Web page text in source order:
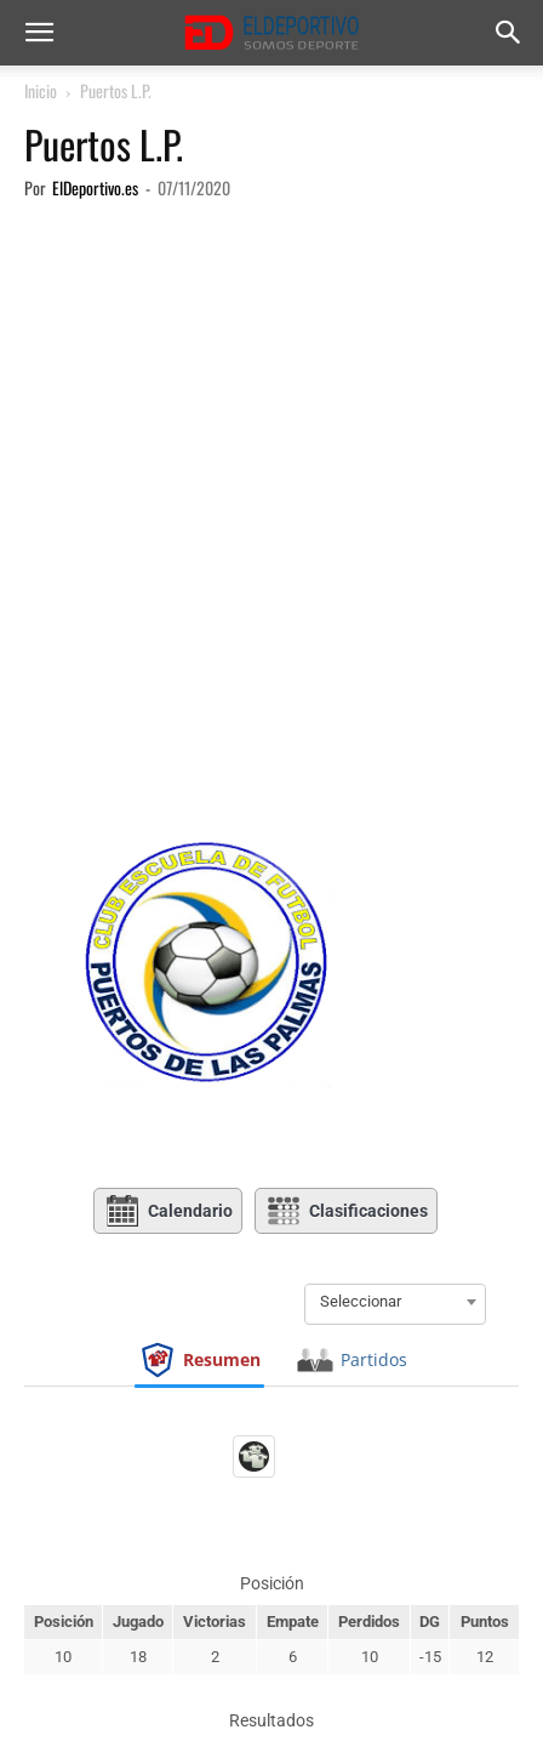
Inicio Puertos L.P.
Puertos L.P.
Por ElDeportivo.es - 07/11/2020
Calendario Clasificaciones
Seleccionar
Resumen Partidos
Posición
Posición Jugado Victorias Empate Perdidos DG
Puntos
10
18 2 6 10 -15 12
Resultados